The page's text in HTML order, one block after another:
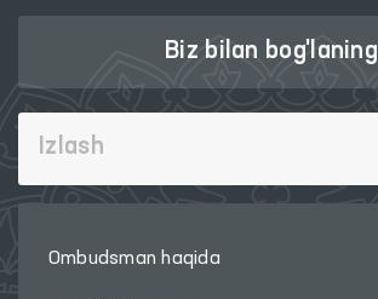
Biz bilan bog'laning
Ombudsman haqida